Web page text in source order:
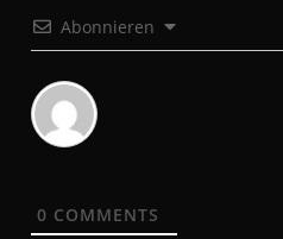
Abonnieren
0 COMMENTS